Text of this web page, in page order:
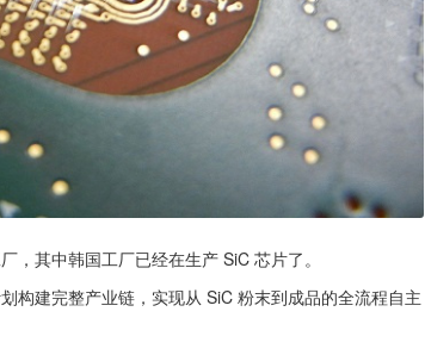
其中韩国工厂已经在生产 SiC 芯片了。
构建完整产业链，实现从 SiC 粉末到成品的全流程自主